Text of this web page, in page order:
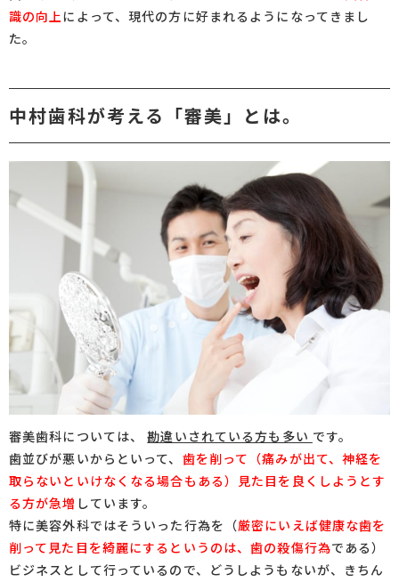
識の向上によって、現代の方に好まれるようになってきまし
た。
中村歯科が考える「審美」とは。
審美歯科については、勘違いされている方も多い です。
歯並びが悪いからといって、 歯を削って（痛みが出て、神経を
取らないといけなくなる場合もある）見た目を良くしようとす
る方が急増 しています。
特に美容外科ではそういった行為を（厳密にいえば健康な歯を
削って見た目を綺麗にするというのは、歯の殺傷行為である）
ビジネスとして行っているので、どうしようもないが、きちん